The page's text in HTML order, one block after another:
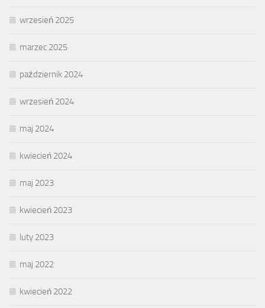
wrzesień 2025
marzec 2025
październik 2024
wrzesień 2024
maj 2024
kwiecień 2024
maj 2023
kwiecień 2023
luty 2023
maj 2022
kwiecień 2022